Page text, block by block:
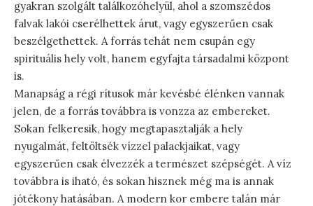
gyakran szolgált találkozóhelyül, ahol a szomszédos
falvak lakói cserélhettek árut, vagy egyszerűen csak
beszélgethettek. A forrás tehát nem csupán egy
spirituális hely volt, hanem egyfajta társadalmi központ
is.
Manapság a régi rítusok már kevésbé élénken vannak
jelen, de a forrás továbbra is vonzza az embereket.
Sokan felkeresik, hogy megtapasztalják a hely
nyugalmát, feltöltsék vízzel palackjaikat, vagy
egyszerűen csak élvezzék a természet szépségét. A víz
továbbra is iható, és sokan hisznek még ma is annak
jótékony hatásában. A modern kor embere talán már